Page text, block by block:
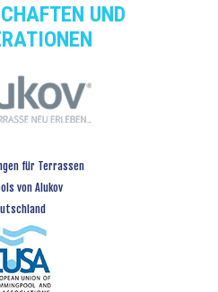
UND
für Terrassen
von Alukov